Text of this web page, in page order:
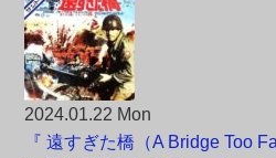
2024.01.22 Mon
『 遠すぎた橋（A Bridge Too